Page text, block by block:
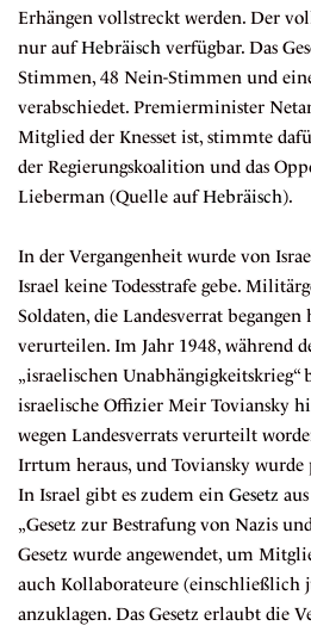
Erhängen vollstreckt werden. Der
nur aufHebräisch verfügbar. Das
Stimmen, 48 Nein-Stimmen und
verabschiedet. Premierminister
Mitglied der Knesset ist, stimmte
der Regierungskoalition und das
Lieberman (Quelle aufHebräisch).
In der Vergangenheit wurde von
Israel keine Todesstrafe gebe.
Soldaten, die Landesverrat begangen
verurteilen. Im Jahr 1948, während
„israelischen Unabhängigkeitskrieg“
israelische Offizier Meir Toviansky
wegen Landesverrats verurteilt
Irrtum heraus, und Toviansky wurde
In Israel gibt es zudem ein Gesetz
„Gesetz zur Bestrafung von Nazis
Gesetz wurde angewendet, um
auch Kollaborateure (einschließlich
anzuklagen. Das Gesetz erlaubt die